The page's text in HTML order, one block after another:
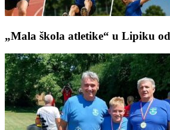
„Mala škola atletike“ u Lipiku